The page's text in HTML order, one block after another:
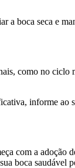
a boca seca e
como no ciclo
informe ao
com a
boca saudável